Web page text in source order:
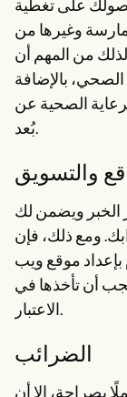
على تغطية
وغيرها من
لذلك من المهم أن
بالإضافة
الصحية عن
بُعد.
والتسويق
الخبر ويضمن لك
ومع ذلك، فإن
بإعداد موقع ويب
أن تأخذها في
الاعتبار.
الضرائب